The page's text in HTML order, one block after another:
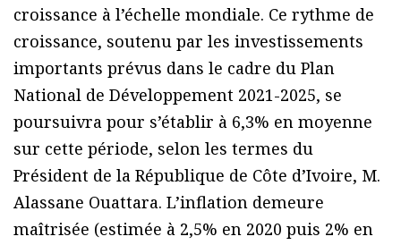
croissance à l’échelle mondiale. Ce rythme de
croissance, soutenu par les investissements
importants prévus dans le cadre du Plan
National de Développement 2021-2025, se
poursuivra pour s’établir à 6,3% en moyenne
sur cette période, selon les termes du
Président de la République de Côte d’Ivoire, M.
Alassane Ouattara. L’inflation demeure
maîtrisée (estimée à 2,5% en 2020 puis 2% en